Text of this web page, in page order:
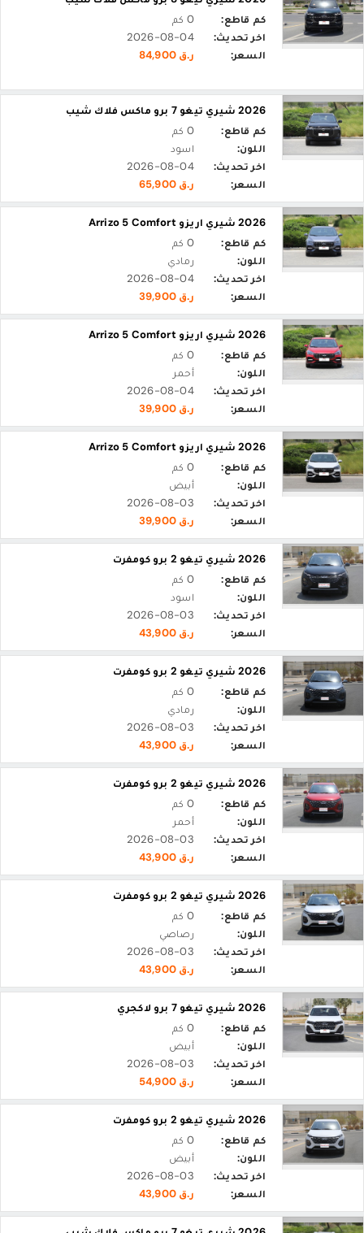
كم قاطع:
0 كم
اخر تحديث:
2026-08-04
السعر:
ر.ق 84,900
2026 شيري تيغو 7 برو ماكس فلاك شيب
كم قاطع:
0 كم
اللون:
اسود
اخر تحديث:
2026-08-04
السعر:
ر.ق 65,900
2026 شيري اريزو Arrizo 5 Comfort
كم قاطع:
0 كم
اللون:
رمادي
اخر تحديث:
2026-08-04
السعر:
ر.ق 39,900
2026 شيري اريزو Arrizo 5 Comfort
كم قاطع:
0 كم
اللون:
أحمر
اخر تحديث:
2026-08-04
السعر:
ر.ق 39,900
2026 شيري اريزو Arrizo 5 Comfort
كم قاطع:
0 كم
اللون:
أبيض
اخر تحديث:
2026-08-03
السعر:
ر.ق 39,900
2026 شيري تيغو 2 برو كومفرت
كم قاطع:
0 كم
اللون:
اسود
اخر تحديث:
2026-08-03
السعر:
ر.ق 43,900
2026 شيري تيغو 2 برو كومفرت
كم قاطع:
0 كم
اللون:
رمادي
اخر تحديث:
2026-08-03
السعر:
ر.ق 43,900
2026 شيري تيغو 2 برو كومفرت
كم قاطع:
0 كم
اللون:
أحمر
اخر تحديث:
2026-08-03
السعر:
ر.ق 43,900
2026 شيري تيغو 2 برو كومفرت
كم قاطع:
0 كم
اللون:
رصاصي
اخر تحديث:
2026-08-03
السعر:
ر.ق 43,900
2026 شيري تيغو 7 برو لاكجري
كم قاطع:
0 كم
اللون:
أبيض
اخر تحديث:
2026-08-03
السعر:
ر.ق 54,900
2026 شيري تيغو 2 برو كومفرت
كم قاطع:
0 كم
اللون:
أبيض
اخر تحديث:
2026-08-03
السعر:
ر.ق 43,900